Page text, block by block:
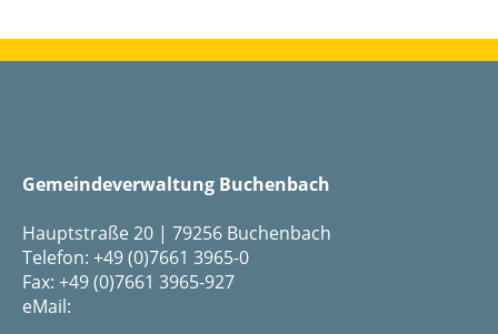
Gemeindeverwaltung Buchenbach
Hauptstraße 20 | 79256 Buchenbach
Telefon: +49 (0)7661 3965-0
Fax: +49 (0)7661 3965-927
eMail: